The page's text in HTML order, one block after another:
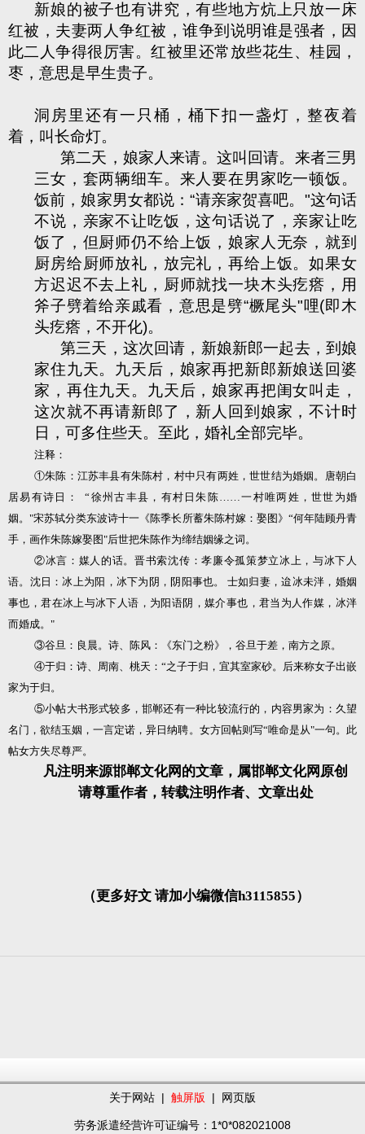
新娘的被子也有讲究，有些地方炕上只放一床
红被，夫妻两人争红被，谁争到说明谁是强者，因
此二人争得很厉害。红被里还常放些花生、桂园，
枣，意思是早生贵子。
洞房里还有一只桶，桶下扣一盏灯，整夜着
着，叫长命灯。
第二天，娘家人来请。这叫回请。来者三男
三女，套两辆细车。来人要在男家吃一顿饭。
饭前，娘家男女都说：“请亲家贺喜吧。"这句话
不说，亲家不让吃饭，这句话说了，亲家让吃
饭了，但厨师仍不给上饭，娘家人无奈，就到
厨房给厨师放礼，放完礼，再给上饭。如果女
方迟迟不去上礼，厨师就找一块木头疙瘩，用
斧子劈着给亲戚看，意思是劈“橛尾头"哩(即木
头疙瘩，不开化)。
第三天， 这次回请，新娘新郎一起去，到娘
家住九天。九天后，娘家再把新郎新娘送回婆
家，再住九天。九天后，娘家再把闺女叫走，
这次就不再请新郎了，新人回到娘家，不计时
日，可多住些天。至此，婚礼全部完毕。
注释：
①朱陈：江苏丰县有朱陈村，村中只有两姓，世世结为婚姻。唐朝白
居易有诗日： “徐州古丰县，有村日朱陈……一村唯两姓，世世为婚
姻。"宋苏轼分类东波诗十一《陈季长所蓄朱陈村嫁：娶图》“何年陆顾丹青
手，画作朱陈嫁娶图"后世把朱陈作为缔结姻缘之词。
②冰言：媒人的话。晋书索沈传：孝廉令孤策梦立冰上，与冰下人
语。沈日：冰上为阳，冰下为阴，阴阳事也。 士如归妻，迨冰未泮，婚姻
事也，君在冰上与冰下人语，为阳语阴，媒介事也，君当为人作媒，冰泮
而婚成。"
③谷旦：良晨。诗、陈风：《东门之粉》，谷旦于差，南方之原。
④于归：诗、周南、桃天：“之子于归，宜其室家砂。后来称女子出嵌
家为于归。
⑤小帖大书形式较多，邯郸还有一种比较流行的，内容男家为：久望
名门，欲结玉姻，一言定诺，异日纳聘。女方回帖则写“唯命是从"一句。此
帖女方失尽尊严。
凡注明来源邯郸文化网的文章，属邯郸文化网原创
请尊重作者，转载注明作者、文章出处
（更多好文 请加小编微信h3115855）
关于网站 | 触屏版 | 网页版
劳务派遣经营许可证编号：1*0*082021008